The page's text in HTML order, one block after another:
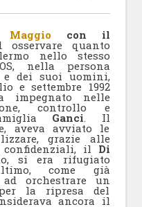
con il
osservare quanto
nello stesso
nella persona
e dei suoi uomini,
e settembre 1992
impegnato nelle
controllo e
Ganci . Il
aveva avviato le
grazie alle
il Di
si era rifugiato
come già
orchestrare un
la ripresa del
ancora il